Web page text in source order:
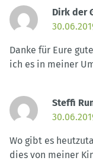
Dirk der
Danke für Eure
ich es in meiner
Steffi
Wo gibt es
dies von meiner